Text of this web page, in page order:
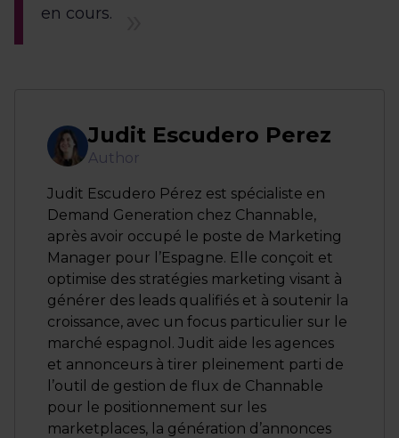
en cours.
Judit Escudero Perez
Author
Judit Escudero Pérez est spécialiste en
Demand Generation chez Channable,
après avoir occupé le poste de Marketing
Manager pour l’Espagne. Elle conçoit et
optimise des stratégies marketing visant à
générer des leads qualifiés et à soutenir la
croissance, avec un focus particulier sur le
marché espagnol. Judit aide les agences
et annonceurs à tirer pleinement parti de
l’outil de gestion de flux de Channable
pour le positionnement sur les
marketplaces, la génération d’annonces